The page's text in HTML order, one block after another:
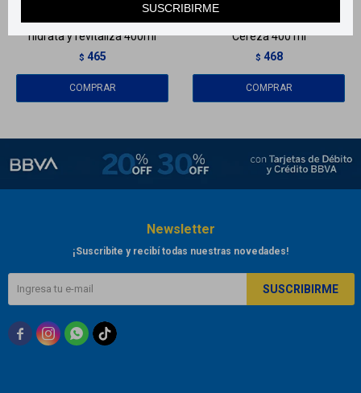
SUSCRIBIRME
Neutrogena Loción corporal
hidrata y revitaliza 400ml
$ 465
Nivea crema corporal -
Cereza 400 ml
$ 468
Newsletter
¡Suscribite y recibí todas nuestras novedades!
SUSCRIBIRME
  